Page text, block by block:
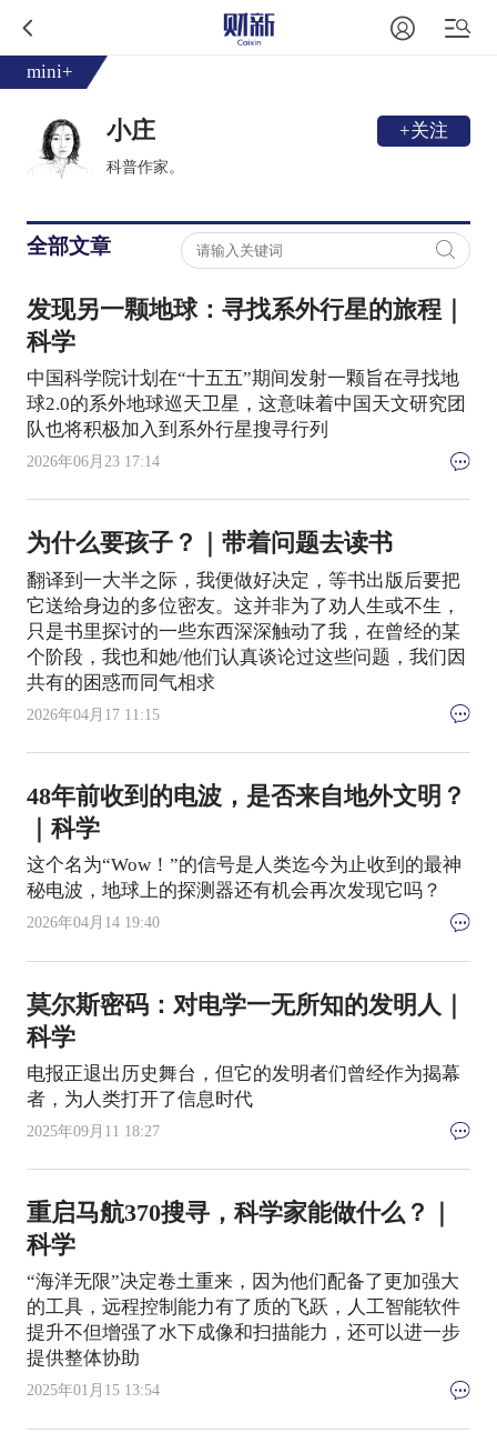
mini+
小庄 +关注
科普作家。
全部文章
发现另一颗地球：寻找系外行星的旅程｜
科学
中国科学院计划在“十五五”期间发射一颗旨在寻找地
球2.0的系外地球巡天卫星，这意味着中国天文研究团
队也将积极加入到系外行星搜寻行列
2026年06月23 17:14
为什么要孩子？｜带着问题去读书
翻译到一大半之际，我便做好决定，等书出版后要把
它送给身边的多位密友。这并非为了劝人生或不生，
只是书里探讨的一些东西深深触动了我，在曾经的某
个阶段，我也和她/他们认真谈论过这些问题，我们因
共有的困惑而同气相求
2026年04月17 11:15
48年前收到的电波，是否来自地外文明？
｜科学
这个名为“Wow！”的信号是人类迄今为止收到的最神
秘电波，地球上的探测器还有机会再次发现它吗？
2026年04月14 19:40
莫尔斯密码：对电学一无所知的发明人｜
科学
电报正退出历史舞台，但它的发明者们曾经作为揭幕
者，为人类打开了信息时代
2025年09月11 18:27
重启马航370搜寻，科学家能做什么？｜
科学
“海洋无限”决定卷土重来，因为他们配备了更加强大
的工具，远程控制能力有了质的飞跃，人工智能软件
提升不但增强了水下成像和扫描能力，还可以进一步
提供整体协助
2025年01月15 13:54